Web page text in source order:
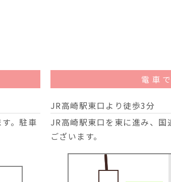
。駐車
電車
JR高崎駅東口より徒歩3分
JR高崎駅東口を東に進み、
ございます。